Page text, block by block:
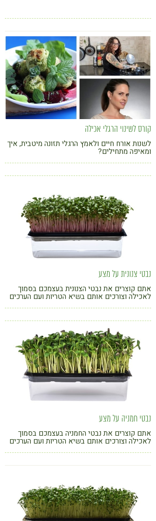
קורס לשינוי הרגלי אכילה
לשנות אורח חיים ולאמץ הרגלי תזונה מיטבית, איך
ומאיפה מתחילים?
נבטי צנונית על מצע
אתם קוצרים את נבטי הצנונית בעצמכם בסמוך
לאכילה וצורכים אותם בשיא הטריות ועם הערכים
נבטי חמניה על מצע
אתם קוצרים את נבטי החמניה בעצמכם בסמוך
לאכילה וצורכים אותם בשיא הטריות ועם הערכים